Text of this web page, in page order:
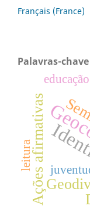
Français (France)
Palavras-chave
Ações afirmativas
leitura